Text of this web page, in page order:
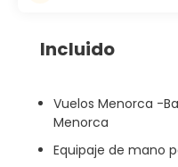
Incluido
Vuelos Menorca -
Menorca
Equipaje de mano